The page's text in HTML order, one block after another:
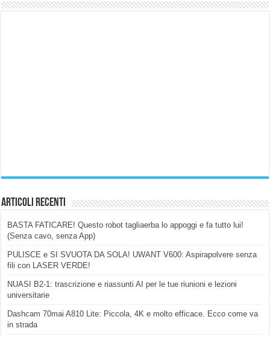
Articoli Recenti
BASTA FATICARE! Questo robot tagliaerba lo appoggi e fa tutto lui!
(Senza cavo, senza App)
PULISCE e SI SVUOTA DA SOLA! UWANT V600: Aspirapolvere senza
fili con LASER VERDE!
NUASI B2-1: trascrizione e riassunti AI per le tue riunioni e lezioni
universitarie
Dashcam 70mai A810 Lite: Piccola, 4K e molto efficace. Ecco come va
in strada